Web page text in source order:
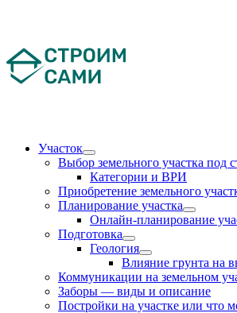
Участок
Выбор земельного участка под
Категории и ВРИ
Приобретение земельного
Планирование участка
Онлайн-планирование
Подготовка
Геология
Влияние грунта на
Коммуникации на земельном
Заборы — виды и описание
Постройки на участке или что